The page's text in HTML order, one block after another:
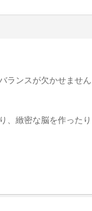
ンスが欠かせませ
緻密な脳を作った